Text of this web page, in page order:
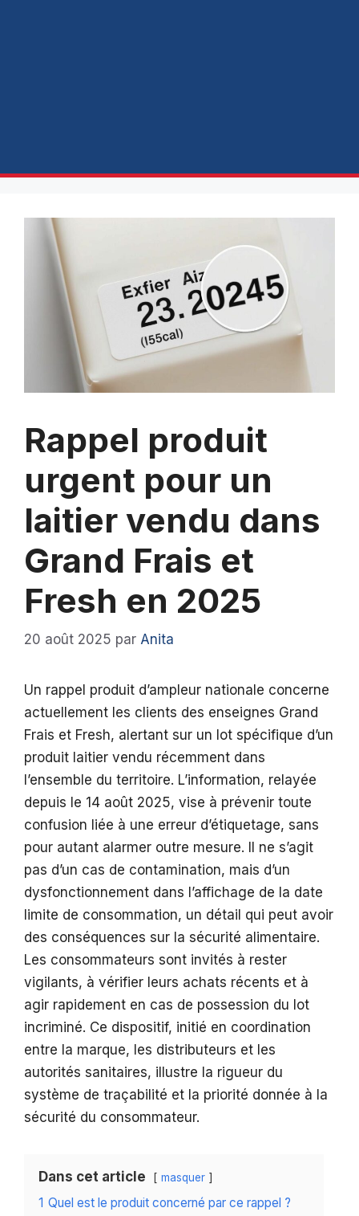
Rappel produit
urgent pour un
laitier vendu dans
Grand Frais et
Fresh en 2025
20 août 2025 par Anita
Un rappel produit d’ampleur nationale concerne
actuellement les clients des enseignes Grand
Frais et Fresh, alertant sur un lot spécifique d’un
produit laitier vendu récemment dans
l’ensemble du territoire. L’information, relayée
depuis le 14 août 2025, vise à prévenir toute
confusion liée à une erreur d’étiquetage, sans
pour autant alarmer outre mesure. Il ne s’agit
pas d’un cas de contamination, mais d’un
dysfonctionnement dans l’affichage de la date
limite de consommation, un détail qui peut avoir
des conséquences sur la sécurité alimentaire.
Les consommateurs sont invités à rester
vigilants, à vérifier leurs achats récents et à
agir rapidement en cas de possession du lot
incriminé. Ce dispositif, initié en coordination
entre la marque, les distributeurs et les
autorités sanitaires, illustre la rigueur du
système de traçabilité et la priorité donnée à la
sécurité du consommateur.
Dans cet article masquer
1 Quel est le produit concerné par ce rappel ?